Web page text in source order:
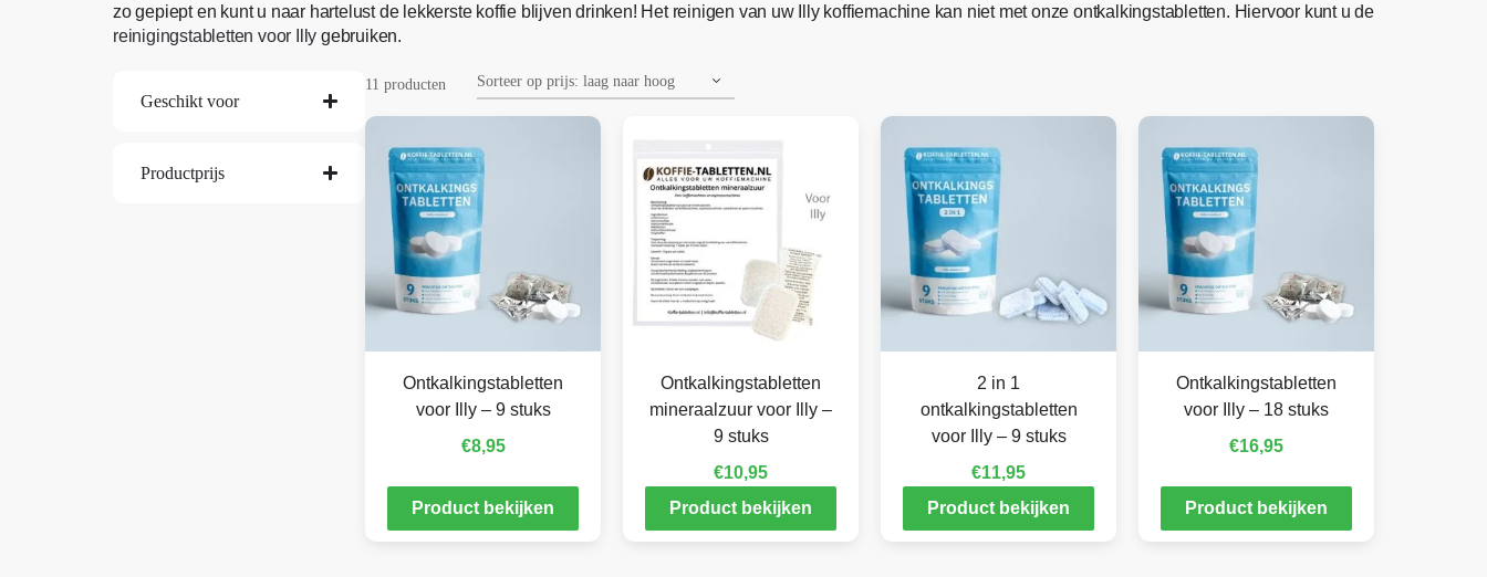
zo gepiept en kunt u naar hartelust de lekkerste koffie blijven drinken! Het reinigen van uw Illy koffiemachine kan niet met onze ontkalkingstabletten. Hiervoor kunt u de
reinigingstabletten voor Illy gebruiken.
Geschikt voor
Productprijs
11 producten
Ontkalkingstabletten
voor Illy – 9 stuks
€8,95
Product bekijken
Ontkalkingstabletten
mineraalzuur voor Illy –
9 stuks
€10,95
Product bekijken
2 in 1
ontkalkingstabletten
voor Illy – 9 stuks
€11,95
Product bekijken
Ontkalkingstabletten
voor Illy – 18 stuks
€16,95
Product bekijken